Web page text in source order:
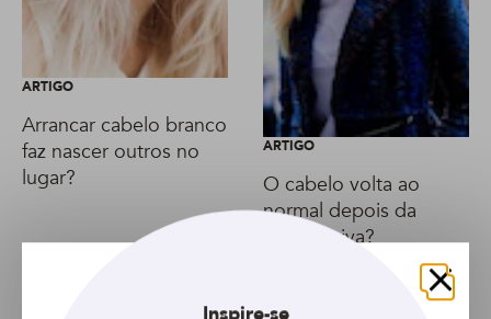
ARTIGO
Arrancar cabelo branco
faz nascer outros no
lugar?
ARTIGO
O cabelo volta ao
normal depois da
progressiva?
Fechar